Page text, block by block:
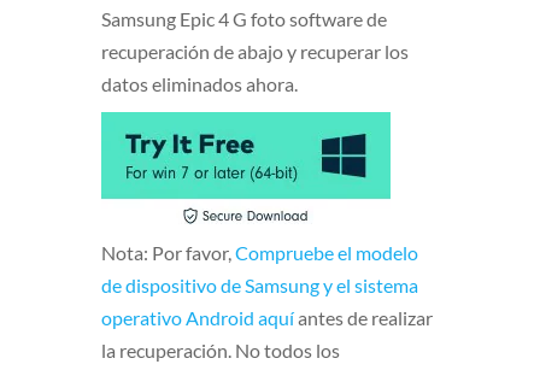
Samsung Epic 4 G foto software de
recuperación de abajo y recuperar los
datos eliminados ahora.
Nota: Por favor,Compruebe el modelo
de dispositivo de Samsung y el sistema
operativo Android aquíantes de realizar
la recuperación. No todos los